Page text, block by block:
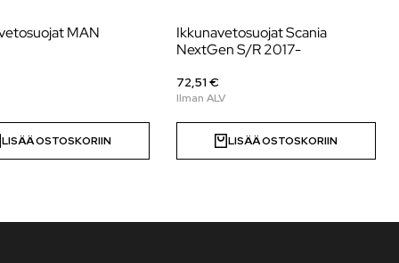
MAN
LISÄÄ OSTOSKORIIN
Ikkunavetosuojat Scania
NextGen S/R 2017-
72,51 €
LISÄÄ OSTOSKORIIN